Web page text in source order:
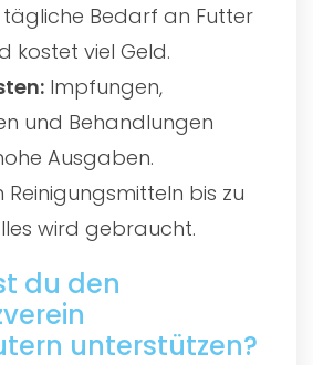
tägliche Bedarf an Futter
kostet viel Geld.
Impfungen,
und Behandlungen
Ausgaben.
Reinigungsmitteln bis zu
wird gebraucht.
du den
unterstützen?